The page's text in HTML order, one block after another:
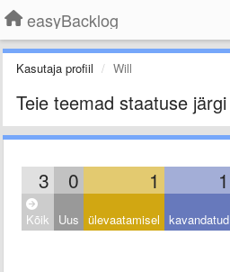
easyBacklog
Kasutaja profiil Will
Teie teemad staatuse järgi
3 0 1 1
Kõik Uus ülevaatamisel kavandatud